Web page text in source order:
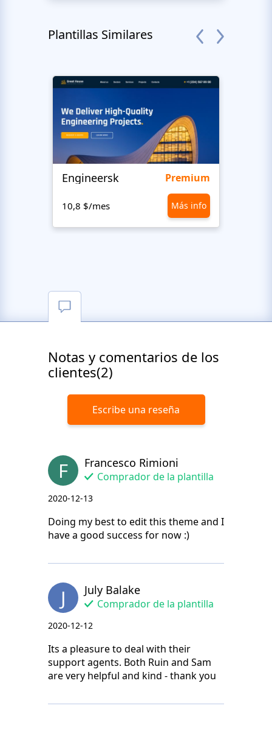
Plantillas Similares
Engineersk Premium
10,8 $/mes Más info
Notas y comentarios de los
clientes(2)
Escribe una reseña
F Francesco Rimioni
Comprador de la plantilla
2020-12-13
Doing my best to edit this theme and I
have a good success for now :)
J July Balake
Comprador de la plantilla
2020-12-12
Its a pleasure to deal with their
support agents. Both Ruin and Sam
are very helpful and kind - thank you